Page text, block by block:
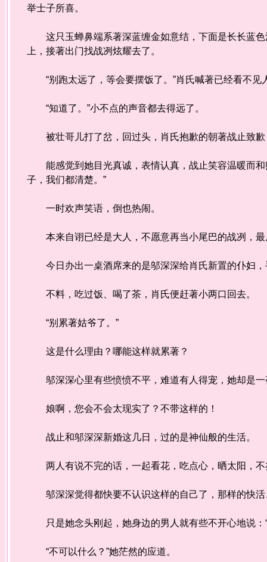
举士子所喜。
这只玉蝉鼻端系著深蓝缠金如意结，下面是长长蓝色
上，接著出门找战冽炫耀去了。
“别跑太远了，等会要摆饭了。”肖氏喊著已经看不见
“知道了。”小不点的声音都去得远了。
被壮哥儿打了岔，回过头，肖氏抱歉的朝著战止致歉
能感觉到她目光真诚，表情认真，战止笑容温暖而和
子，我们都清楚。”
一时欢声笑语，倒也热闹。
本来自诩已经是大人，不愿意再当小尾巴的战冽，最
今日办出一桌酒席来的是邬深深给肖氏新置的仆妇，
不料，吃过饭、喝了茶，肖氏便赶著小两口回去。
“别累著姑爷了。”
这是什么理由？哪能这样就累著？
邬深深心里有些愤愤不平，难道有人得宠，她却是一
娘啊，您会不会太现实了？不带这样的！
战止和邬深深新婚这几日，过的是神仙般的生活。
两人有说不完的话，一起看花，吃点心，晒太阳，不
邬深深觉得都快要不认识这样的自己了，那样的快活
只是她念头刚起，她身边的男人就有些不开心地说：
“不可以什么？”她茫然的应道。